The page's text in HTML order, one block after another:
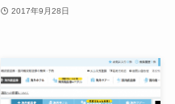
2017年9月28日